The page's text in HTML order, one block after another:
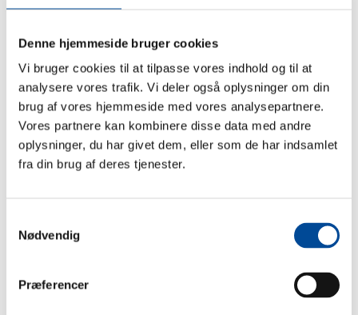
Denne hjemmeside bruger cookies
Vi bruger cookies til at tilpasse vores indhold og til at
analysere vores trafik. Vi deler også oplysninger om din
brug af vores hjemmeside med vores analysepartnere.
Vores partnere kan kombinere disse data med andre
oplysninger, du har givet dem, eller som de har indsamlet
fra din brug af deres tjenester.
Nødvendig
Præferencer
beboersammensætningen i boligområdet. Kommunen
af de boligsøgendes behov og beboersammensætningen i
boligområdet. Boliger i Askerød anvises desuden efter
nogle faste kriterier, som er bestemt i Lov om almene
boliger.
Greve Boligselskab har opsagt aftalen om kommunal
anvisning i Gersagerparken med virkning fra den 1. juni